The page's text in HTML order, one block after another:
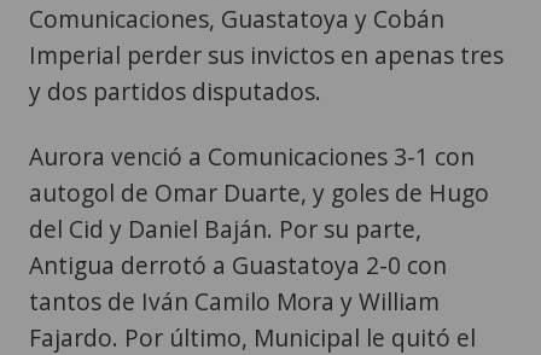
Comunicaciones, Guastatoya y Cobán
Imperial perder sus invictos en apenas tres
y dos partidos disputados.
Aurora venció a Comunicaciones 3-1 con
autogol de Omar Duarte, y goles de Hugo
del Cid y Daniel Baján. Por su parte,
Antigua derrotó a Guastatoya 2-0 con
tantos de Iván Camilo Mora y William
Fajardo. Por último, Municipal le quitó el